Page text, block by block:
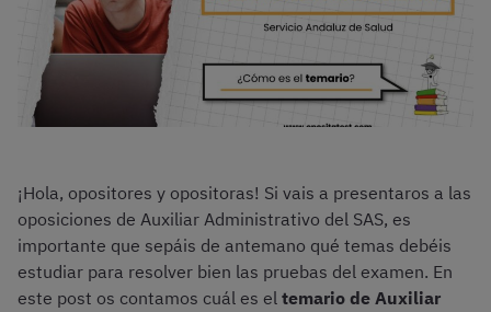
¡Hola, opositores y opositoras! Si vais a presentaros a las
oposiciones de Auxiliar Administrativo del SAS, es
importante que sepáis de antemano qué temas debéis
estudiar para resolver bien las pruebas del examen. En
este post os contamos cuál es el temario de Auxiliar